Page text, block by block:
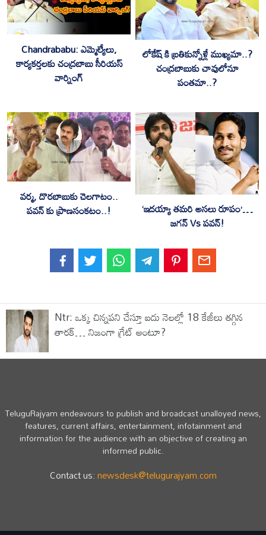
Chandrababu: ఎమ్మెల్యేలు,
కార్యకర్తలకు చంద్రబాబు సీరియస్
వార్నింగ్
లోకేష్ కి బ్రతికున్నోళ్లే ముఖ్యమా..?
చంద్రబాబుకు చావులోనూ
పంతమా..?
వర్మ, దొరబాబుకు చెలగాటం..
పవన్ కు ప్రాణసంకటం..! ‘ఇదయ్యా తమరి అసలు రూపం’…
జగన్ Vs పవన్!
Ntr: ఒక్క చిన్నపని చేస్తూ ఐదు నెలల్లో 18 కేజీలు తగ్గిన
తారక్… నిజంగా గ్రేట్ అంటూ?
TeluguRajyam endeavours to publish and broadcast unalloyed news,
features, current affairs, entertainment, infotainment and
information for the audience with an objective of creating an
informed public.
Contact us:newsdesk@telugurajyam.com